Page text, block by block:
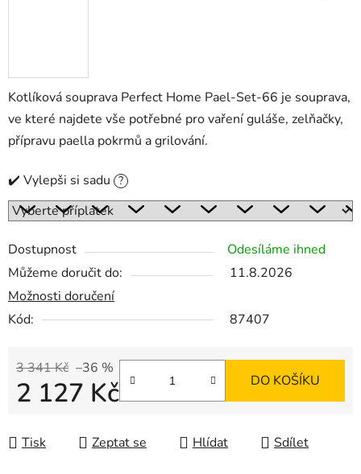
Kotlíková souprava Perfect Home Pael-Set-66 je souprava,
ve které najdete vše potřebné pro vaření guláše, zelňačky,
přípravu paella pokrmů a grilování.
✔️ Vylepši si sadu ?
Dostupnost
Odesíláme ihned
Můžeme doručit do:
11.8.2026
Možnosti doručení
Kód:
87407
3 341 Kč –36 %
2 127 Kč DO KOŠÍKU
Tisk Zeptat se Hlídat Sdílet